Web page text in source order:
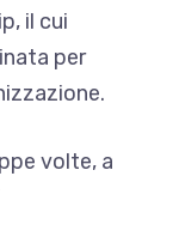
il cui
per
volte, a